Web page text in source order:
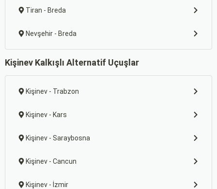
Tiran - Breda
Nevşehir - Breda
Kişinev Kalkışlı Alternatif Uçuşlar
Kişinev - Trabzon
Kişinev - Kars
Kişinev - Saraybosna
Kişinev - Cancun
Kişinev - İzmir